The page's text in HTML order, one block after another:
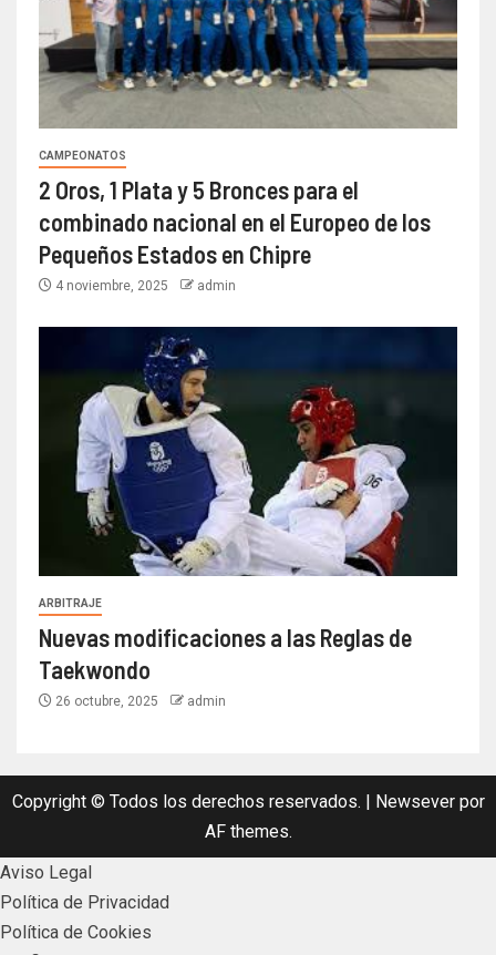
CAMPEONATOS
2 Oros, 1 Plata y 5 Bronces para el
combinado nacional en el Europeo de los
Pequeños Estados en Chipre
4 noviembre, 2025 admin
ARBITRAJE
Nuevas modificaciones a las Reglas de
Taekwondo
26 octubre, 2025 admin
Copyright © Todos los derechos reservados. Newseverpor
AF themes.
Aviso Legal
Política de Privacidad
Política de Cookies